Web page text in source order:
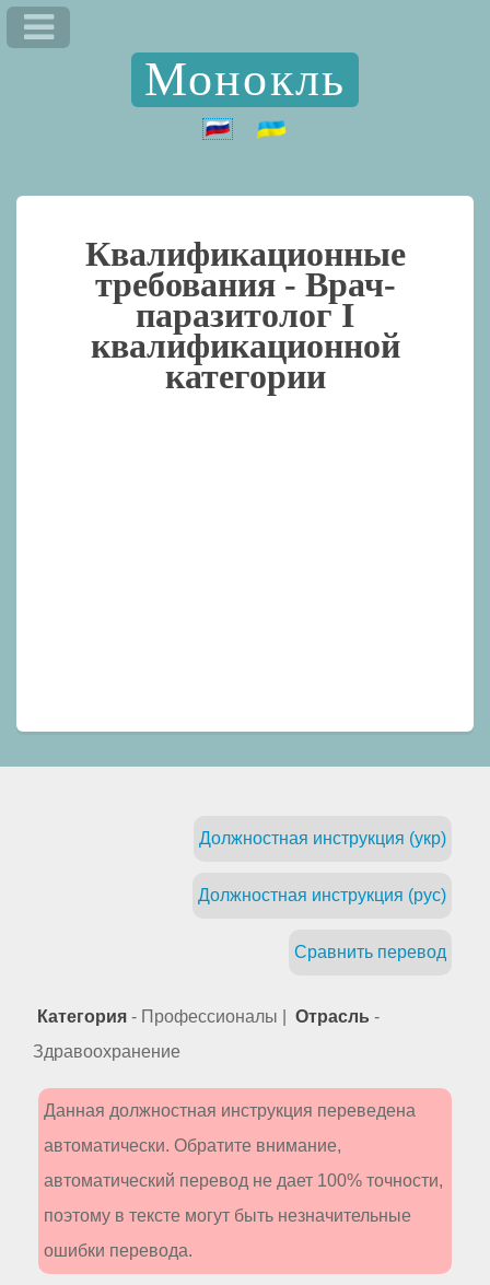
Монокль
Квалификационные
требования - Врач-
паразитолог I
квалификационной
категории
Должностная инструкция (укр)
Должностная инструкция (рус)
Сравнить перевод
Категория - Профессионалы | Отрасль -
Здравоохранение
Данная должностная инструкция переведена
автоматически. Обратите внимание,
автоматический перевод не дает 100% точности,
поэтому в тексте могут быть незначительные
ошибки перевода.